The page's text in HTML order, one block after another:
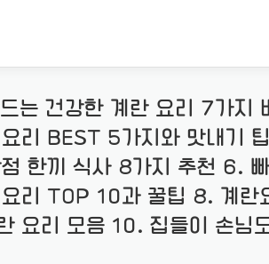
는 건강한 계란 요리 7가
리 BEST 5가지와 맛내기
한끼 식사 8가지 추천 6.
리 TOP 10과 꿀팁 8. 계란
요리 모음 10. 집들이 손님